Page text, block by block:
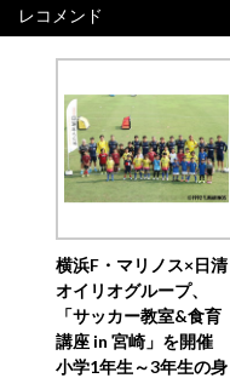
レコメンド
横浜F・マリノス×日清
オイリオグループ、
「サッカー教室&食育
講座 in 宮崎」を開催
小学1年生～3年生の身